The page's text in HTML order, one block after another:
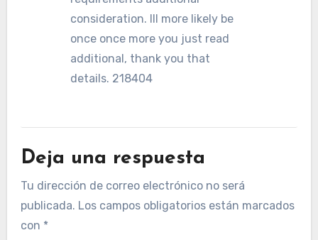
consideration. Ill more likely be
once once more you just read
additional, thank you that
details. 218404
Deja una respuesta
Tu dirección de correo electrónico no será
publicada. Los campos obligatorios están marcados
con *